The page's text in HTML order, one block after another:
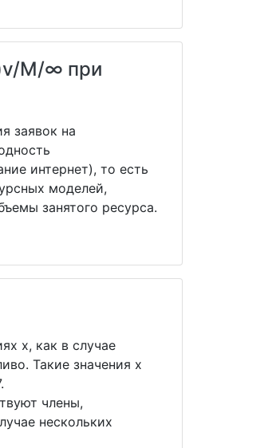
M/∞ при
заявок на
интернет), то есть
моделей,
занятого ресурса.
x, как в случае
Такие значения x
члены,
нескольких